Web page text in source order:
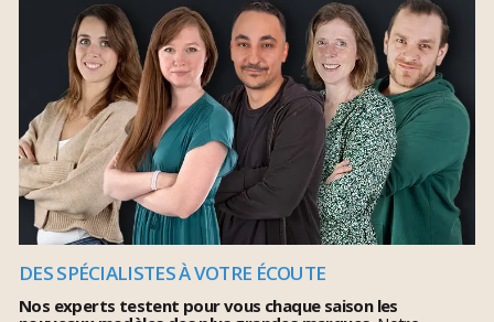
DES SPÉCIALISTES À VOTRE ÉCOUTE
Nos experts testent pour vous chaque saison les